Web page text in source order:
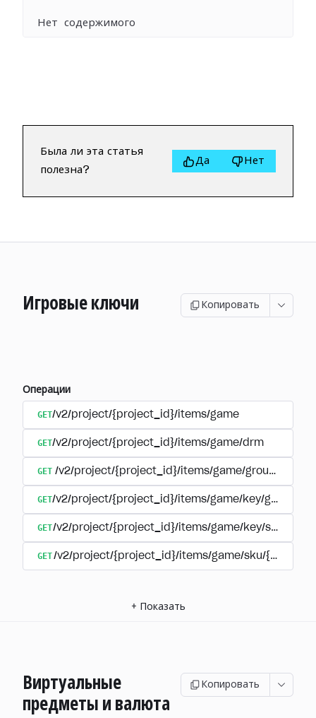
Нет содержимого
Была ли эта статья
полезна?
Да Нет
Игровые ключи Копировать
Операции
GET/v2/project/{project_id}/items/game
GET/v2/project/{project_id}/items/game/drm
GET /v2/project/{project_id}/items/game/group/
GET/v2/project/{project_id}/items/game/key/group/
GET/v2/project/{project_id}/items/game/key/sku/
GET/v2/project/{project_id}/items/game/sku/
+ Показать
Виртуальные
предметы и валюта
Копировать